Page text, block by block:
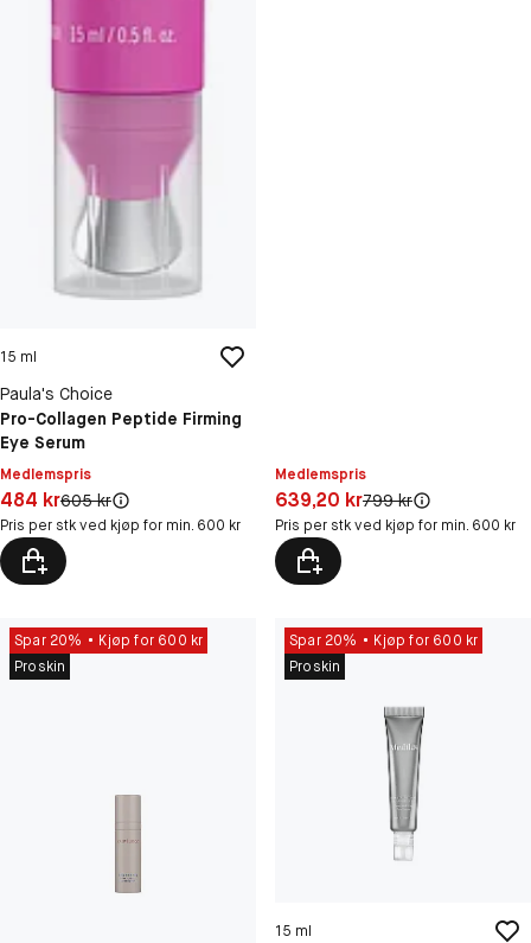
15 ml
Paula's Choice
Pro-Collagen Peptide Firming
Eye Serum
Medlemspris
Pris: 484 kr
484 krOriginal pris:
605 kr
Pris per stk ved kjøp for min. 600 kr
Medlemspris
Pris: 639,20 kr
639,20 krOriginal pris:
799 kr
Pris per stk ved kjøp for min. 600 kr
Spar 20%
Kjøp for 600 kr
Proskin
Spar 20%
Kjøp for 600 kr
Proskin
15 ml